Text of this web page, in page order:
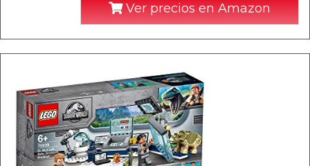
Ver precios en Amazon